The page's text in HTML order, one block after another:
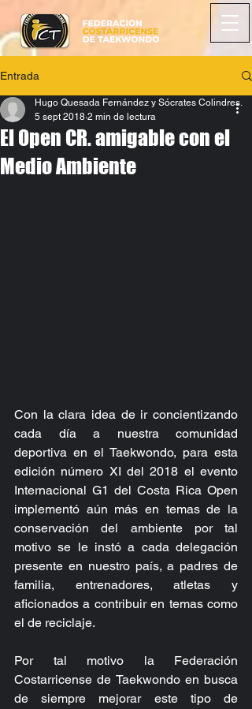
Entrada
El Open CR. amigable con el
Medio Ambiente
Hugo Quesada Fernández y Sócrates Colindres.
5 sept 2018 2 min de lectura
Con la clara idea de ir concientizando
cada día a nuestra comunidad
deportiva en el Taekwondo, para esta
edición número XI del 2018 el evento
Internacional G1 del Costa Rica Open
implementó aún más en temas de la
conservación del ambiente por tal
motivo se le instó a cada delegación
presente en nuestro país, a padres de
familia, entrenadores, atletas y
aficionados a contribuir en temas como
el de reciclaje.
Por tal motivo la Federación
Costarricense de Taekwondo en busca
de siempre mejorar este tipo de